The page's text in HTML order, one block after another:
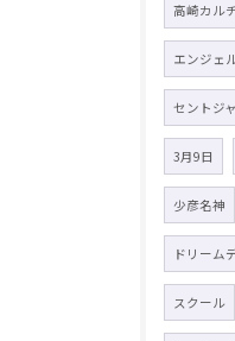
高崎カル
エンジェ
セントジ
3月9日
少彦名神
ドリーム
スクール